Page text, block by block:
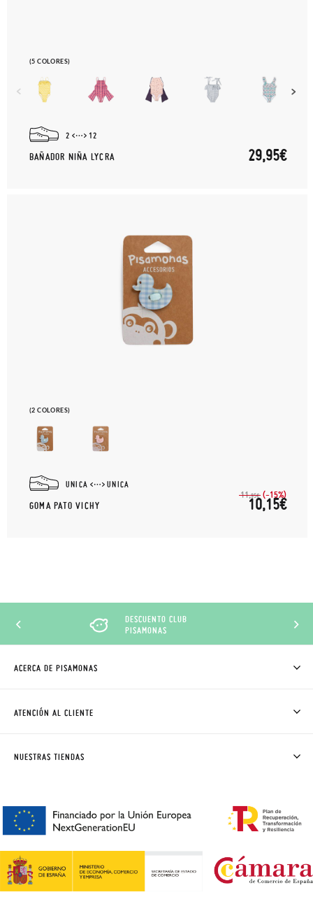
(5 COLORES)
2 12
BAÑADOR NIÑA LYCRA 29,95€
(2 COLORES)
UNICA UNICA
GOMA PATO VICHY
11,95€ (-15%)
10,15€
DESCUENTO CLUB
PISAMONAS
ACERCA DE PISAMONAS
CÓMO COMPRAR
AVISO LEGAL, PRIVACIDAD Y COOKIES
REBAJAS
ATENCIÓN AL CLIENTE
PREGUNTAS FRECUENTES
NUESTRAS TIENDAS